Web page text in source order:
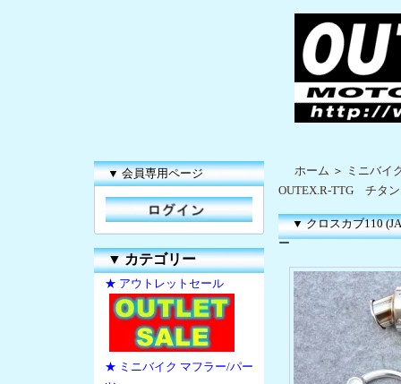
▼ 会員専用ページ
▼カテゴリー
★ アウトレットセール
★ ミニバイク マフラー/パー
ホーム ＞ ミニバイ
OUTEX.R-TTG チタ
▼ クロスカブ110
ー